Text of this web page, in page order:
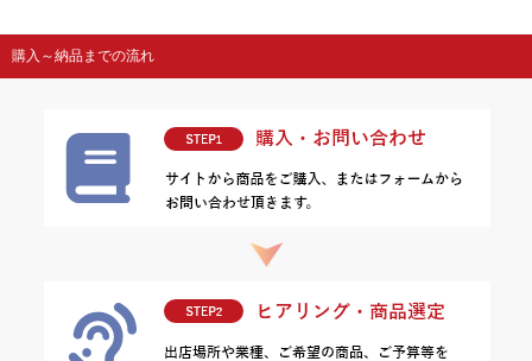
購入～納品までの流れ